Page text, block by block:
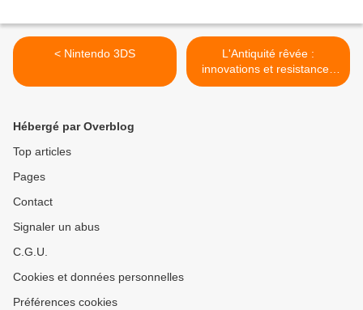
< Nintendo 3DS
L'Antiquité rêvée :
innovations et resistances
du XVIIIe siècle >
Hébergé par Overblog
Top articles
Pages
Contact
Signaler un abus
C.G.U.
Cookies et données personnelles
Préférences cookies